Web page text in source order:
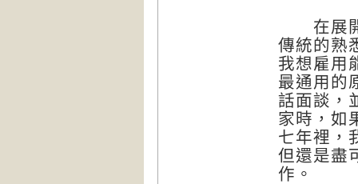
在展開
傳統的熟
我想雇用
最通用的
話面談，
家時，如
七年裡，
但還是盡
作。